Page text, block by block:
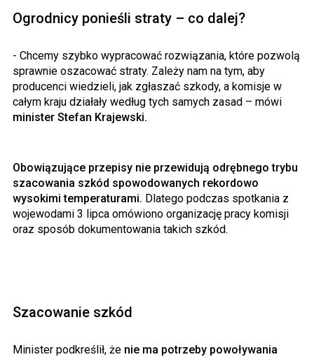
Ogrodnicy ponieśli straty – co dalej?
- Chcemy szybko wypracować rozwiązania, które pozwolą
sprawnie oszacować straty. Zależy nam na tym, aby
producenci wiedzieli, jak zgłaszać szkody, a komisje w
całym kraju działały według tych samych zasad – mówi
minister Stefan Krajewski.
Obowiązujące przepisy nie przewidują odrębnego trybu
szacowania szkód spowodowanych rekordowo
wysokimi temperaturami. Dlatego podczas spotkania z
wojewodami 3 lipca omówiono organizację pracy komisji
oraz sposób dokumentowania takich szkód.
Szacowanie szkód
Minister podkreślił, że nie ma potrzeby powoływania